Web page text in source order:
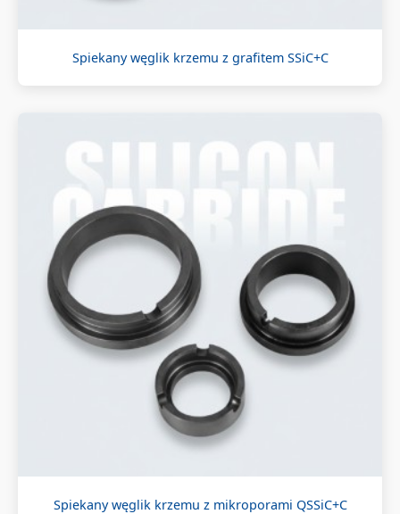
Spiekany węglik krzemu z grafitem SSiC+C
Spiekany węglik krzemu z mikroporami QSSiC+C